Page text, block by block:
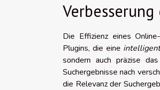
Die Effizienz eines
Plugins, die eine
sondern auch präzise
Suchergebnisse nach
die Relevanz der